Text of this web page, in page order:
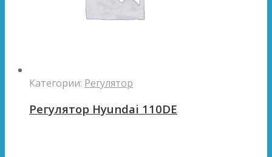
Категории: Регулятор
Регулятор Hyundai 110DE